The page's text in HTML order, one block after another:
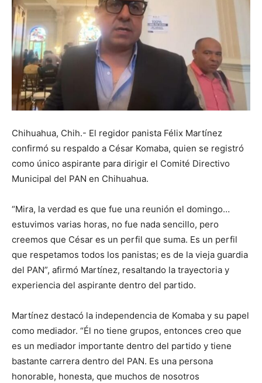
Chihuahua, Chih.- El regidor panista Félix Martínez
confirmó su respaldo a César Komaba, quien se registró
como único aspirante para dirigir el Comité Directivo
Municipal del PAN en Chihuahua.
“Mira, la verdad es que fue una reunión el domingo…
estuvimos varias horas, no fue nada sencillo, pero
creemos que César es un perfil que suma. Es un perfil
que respetamos todos los panistas; es de la vieja guardia
del PAN”, afirmó Martínez, resaltando la trayectoria y
experiencia del aspirante dentro del partido.
Martínez destacó la independencia de Komaba y su papel
como mediador. “Él no tiene grupos, entonces creo que
es un mediador importante dentro del partido y tiene
bastante carrera dentro del PAN. Es una persona
honorable, honesta, que muchos de nosotros